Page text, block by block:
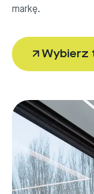
markę.
Wybierz